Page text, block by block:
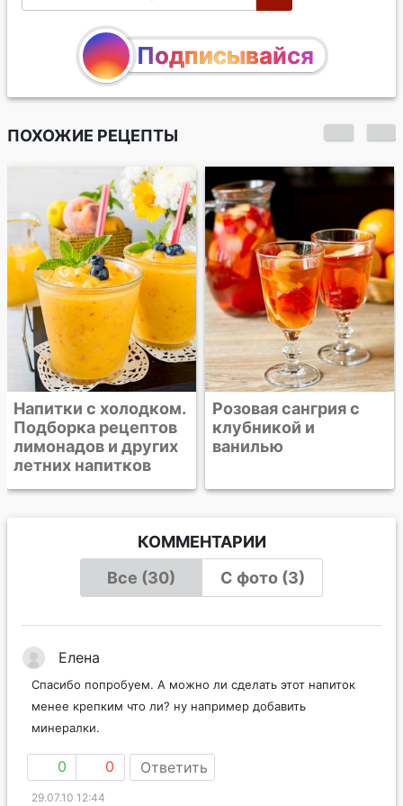
Подписывайся
ПОХОЖИЕ РЕЦЕПТЫ
Розовая сангрия с
клубникой и
ванилью
Глинтвейн
КОММЕНТАРИИ
Все (30)
С фото (3)
Елена
Спасибо попробуем. А можно ли сделать этот напиток
менее крепким что ли? ну например добавить
минералки.
0 0 Ответить
29.07.10 12:44